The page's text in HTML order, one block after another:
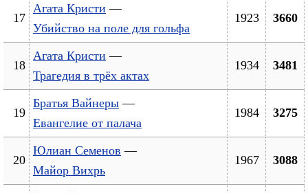
17
Агата Кристи —
Убийство на поле для гольфа
1923 3660
18
Агата Кристи —
Трагедия в трёх актах
1934 3481
19
Братья Вайнеры —
Евангелие от палача
1984 3275
20
Юлиан Семенов —
Майор Вихрь
1967 3088